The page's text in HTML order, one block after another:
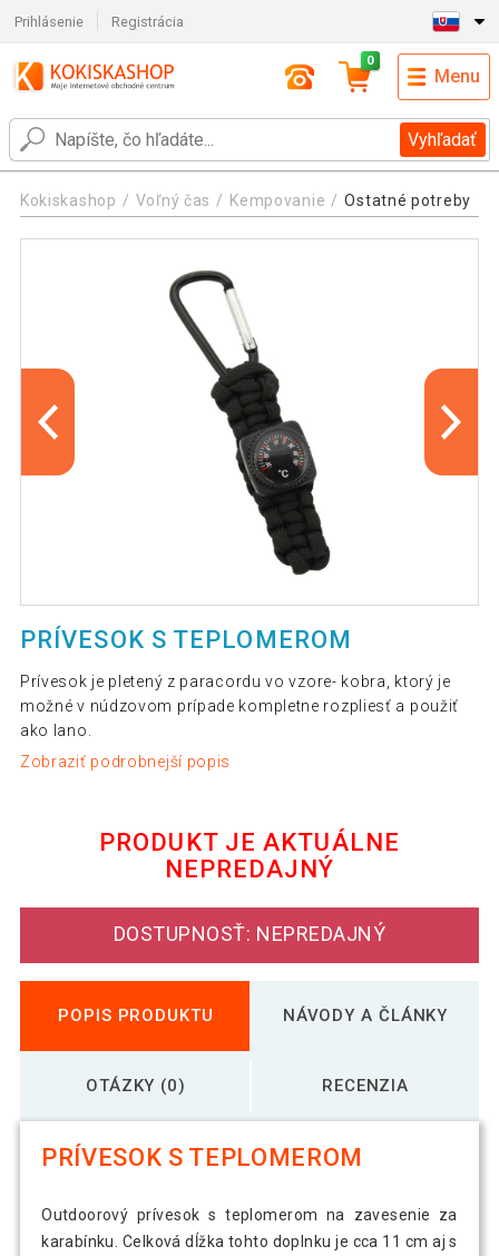
Prihlásenie Registrácia
Vyhľadať
0
Menu
Kokiskashop Voľný čas Kempovanie Ostatné potreby
PRÍVESOK S TEPLOMEROM
Prívesok je pletený z paracordu vo vzore- kobra, ktorý je
možné v núdzovom prípade kompletne rozpliesť a použiť
ako lano.
Zobraziť podrobnejší popis
PRODUKT JE AKTUÁLNE
NEPREDAJNÝ
DOSTUPNOSŤ: NEPREDAJNÝ
POPIS PRODUKTU NÁVODY A ČLÁNKY
OTÁZKY (0) RECENZIA
PRÍVESOK S TEPLOMEROM
Outdoorový prívesok s teplomerom na zavesenie za
karabínku. Celková dĺžka tohto doplnku je cca 11 cm aj s